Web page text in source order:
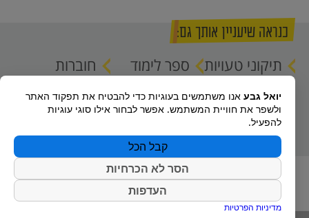
כנראה שיעניין אותך גם:
תיקוני טעויות
ספר לימוד
לשאלון 807
חוברות
יואל גבע אנו משתמשים בעוגיות כדי להבטיח את תפקוד האתר
ולשפר את חוויית המשתמש. אפשר לבחור אילו סוגי עוגיות
להפעיל.
קבל הכל
הסר לא הכרחיות
העדפות
מדיניות הפרטיות